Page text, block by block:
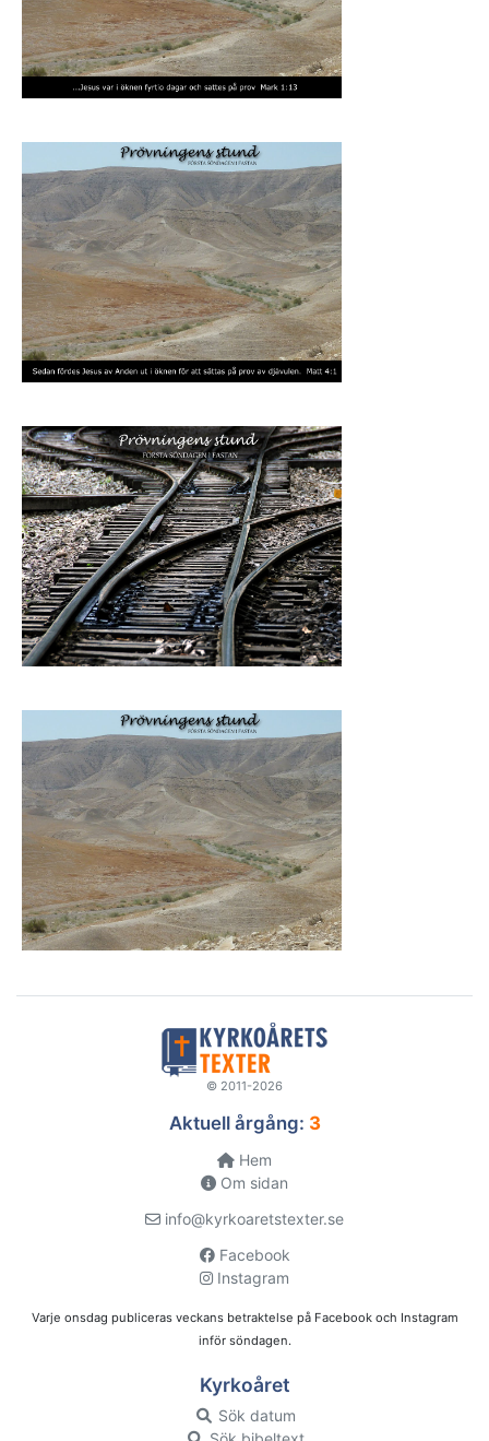
© 2011-2026
Aktuell årgång: 3
Hem
Om sidan
info@kyrkoaretstexter.se
Facebook
Instagram
Varje onsdag publiceras veckans betraktelse på Facebook och Instagram
inför söndagen.
Kyrkoåret
Sök datum